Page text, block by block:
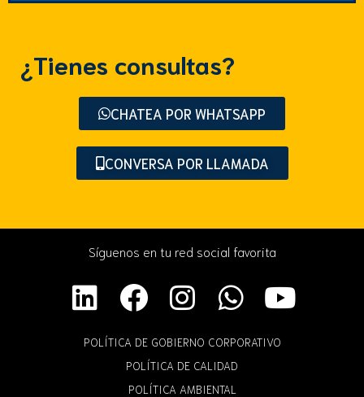
¿Tienes consultas?
CHATEA POR WHATSAPP
CONVERSA POR LLAMADA
Síguenos en tu red social favorita
POLÍTICA DE GOBIERNO CORPORATIVO
POLÍTICA DE CALIDAD
POLÍTICA AMBIENTAL